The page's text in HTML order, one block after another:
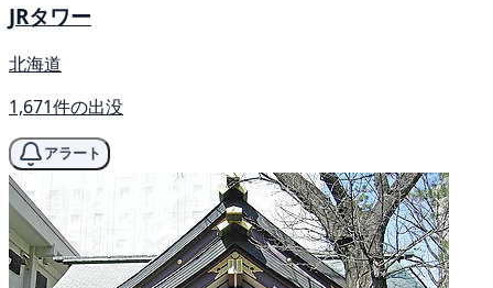
JRタワー
北海道
1,671件の出没
アラート